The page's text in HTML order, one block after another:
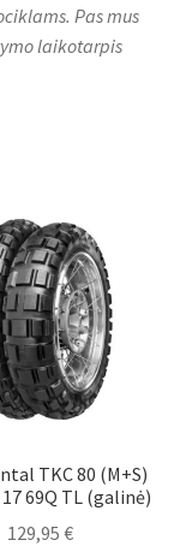
Pas mus
laikotarpis
TKC 80 (M+S)
69Q TL (galinė)
129,95€